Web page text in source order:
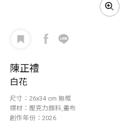
陳正禮
白花
尺寸：26x34 cm 無框
媒材：壓克力顏料,畫布
創作年份：2026